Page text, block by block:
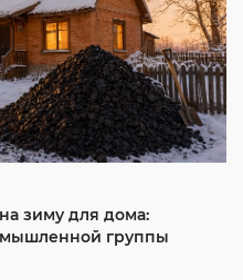
зиму для дома:
группы